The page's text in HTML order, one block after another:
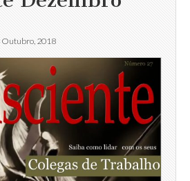
Outubro, 2018